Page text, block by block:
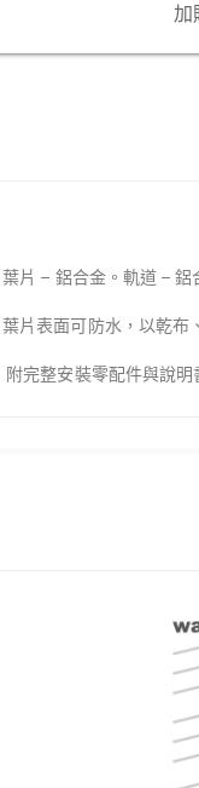
加
葉片 – 鋁合金。軌道 – 鋁
葉片表面可防水，以乾布
附完整安裝零配件與說明